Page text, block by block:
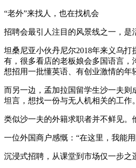
“老外”来找人，也在找机会
招聘会最引人注目的风景线之一，是
坦桑尼亚小伙丹尼尔2018年来义乌
有，很多看店的老板娘会多国语言
想招用一批懂英语、有创业激情的年
而另一边，孟加拉国留学生沙一夫则
坦言，想找一份与无人机相关的工作。
类似沙一夫的外籍求职者并不鲜见。
一位外国商户感慨：“在这里，我能
沉浸式招聘，从课堂到市场仅一步之